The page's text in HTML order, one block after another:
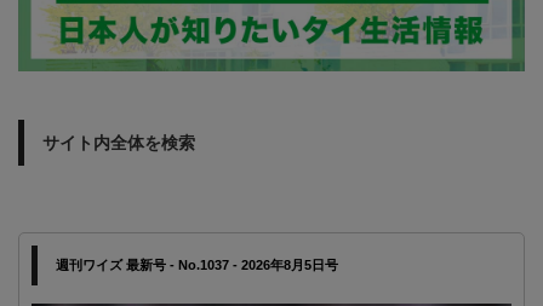
サイト内全体を検索
週刊ワイズ 最新号 - No.1037 - 2026年8月5日号